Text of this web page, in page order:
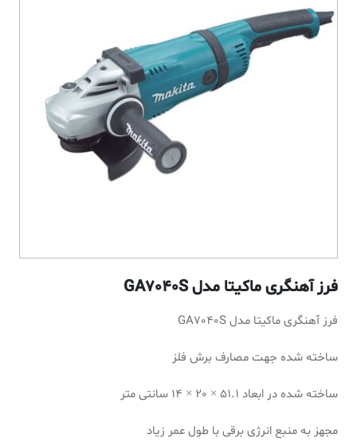
فرز آهنگری ماکیتا مدل GA7040S
فرز آهنگری ماکیتا مدل GA7040S
ساخته شده جهت مصارف برش فلز
ساخته شده در ابعاد 51.1 × 20 × 14 سانتی متر
مجهز به منبع انرژی برقی با طول عمر زیاد